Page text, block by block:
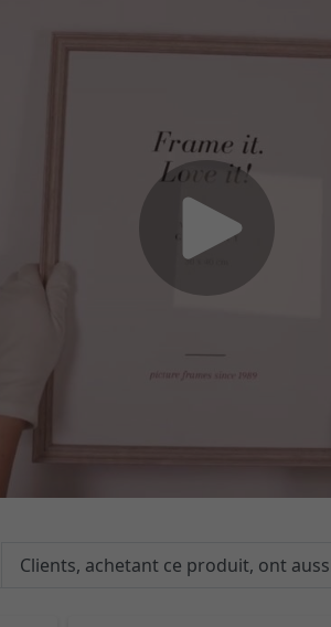
Clients, achetant ce produit, ont